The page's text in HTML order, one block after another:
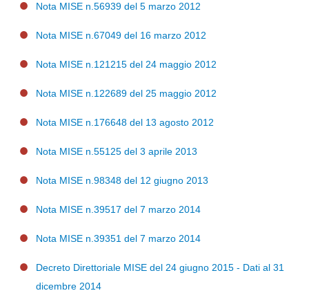
Nota MISE n.56939 del 5 marzo 2012
Nota MISE n.67049 del 16 marzo 2012
Nota MISE n.121215 del 24 maggio 2012
Nota MISE n.122689 del 25 maggio 2012
Nota MISE n.176648 del 13 agosto 2012
Nota MISE n.55125 del 3 aprile 2013
Nota MISE n.98348 del 12 giugno 2013
Nota MISE n.39517 del 7 marzo 2014
Nota MISE n.39351 del 7 marzo 2014
Decreto Direttoriale MISE del 24 giugno 2015 - Dati al 31
dicembre 2014